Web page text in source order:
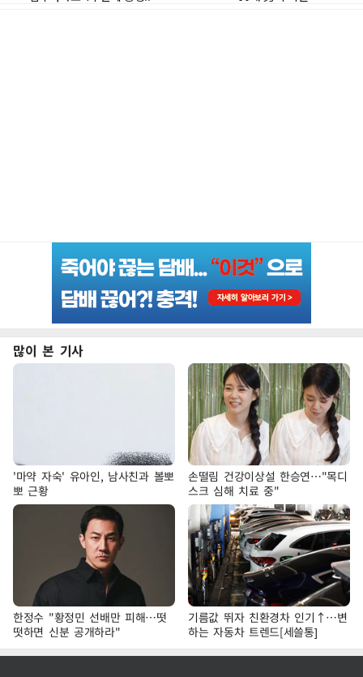
많이 본 기사
'마약 자숙' 유아인, 남사친과 볼뽀
뽀 근황
손떨림 건강이상설 한승연…"목디
스크 심해 치료 중"
한정수 "황정민 선배만 피해…떳
떳하면 신분 공개하라"
기름값 뛰자 친환경차 인기↑…변
하는 자동차 트렌드[세쓸통]